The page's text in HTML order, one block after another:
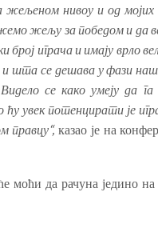
жељеном нивоу и од мојих
жељу за победом и да
број играча и имају врло
шта се дешава у фази
се како умеју да
увек потенцирати је
правцу“,казао је на
моћи да рачуна једино